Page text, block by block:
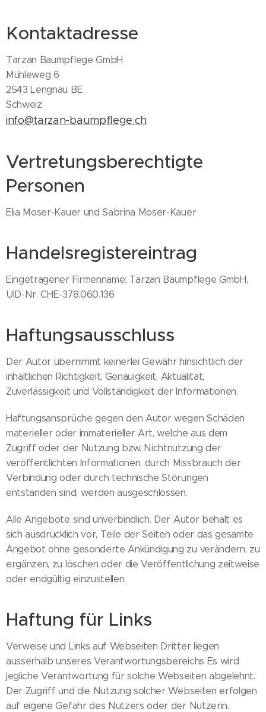
Kontaktadresse
Tarzan Baumpflege GmbH
Mühleweg 6
2543 Lengnau BE
Schweiz
info@tarzan-baumpflege.ch
Vertretungsberechtigte
Personen
Elia Moser-Kauer und Sabrina Moser-Kauer
Handelsregistereintrag
Eingetragener Firmenname: Tarzan Baumpflege GmbH,
UID-Nr. CHE-378.060.136
Haftungsausschluss
Der Autor übernimmt keinerlei Gewähr hinsichtlich der
inhaltlichen Richtigkeit, Genauigkeit, Aktualität,
Zuverlässigkeit und Vollständigkeit der Informationen.
Haftungsansprüche gegen den Autor wegen Schäden
materieller oder immaterieller Art, welche aus dem
Zugriff oder der Nutzung bzw. Nichtnutzung der
veröffentlichten Informationen, durch Missbrauch der
Verbindung oder durch technische Störungen
entstanden sind, werden ausgeschlossen.
Alle Angebote sind unverbindlich. Der Autor behält es
sich ausdrücklich vor, Teile der Seiten oder das gesamte
Angebot ohne gesonderte Ankündigung zu verändern, zu
ergänzen, zu löschen oder die Veröffentlichung zeitweise
oder endgültig einzustellen.
Haftung für Links
Verweise und Links auf Webseiten Dritter liegen
ausserhalb unseres Verantwortungsbereichs Es wird
jegliche Verantwortung für solche Webseiten abgelehnt.
Der Zugriff und die Nutzung solcher Webseiten erfolgen
auf eigene Gefahr des Nutzers oder der Nutzerin.